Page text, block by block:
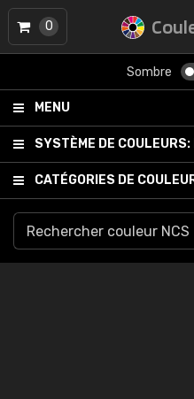
Sombre
MENU
SYSTÈME DE COULEURS:
CATÉGORIES DE
0